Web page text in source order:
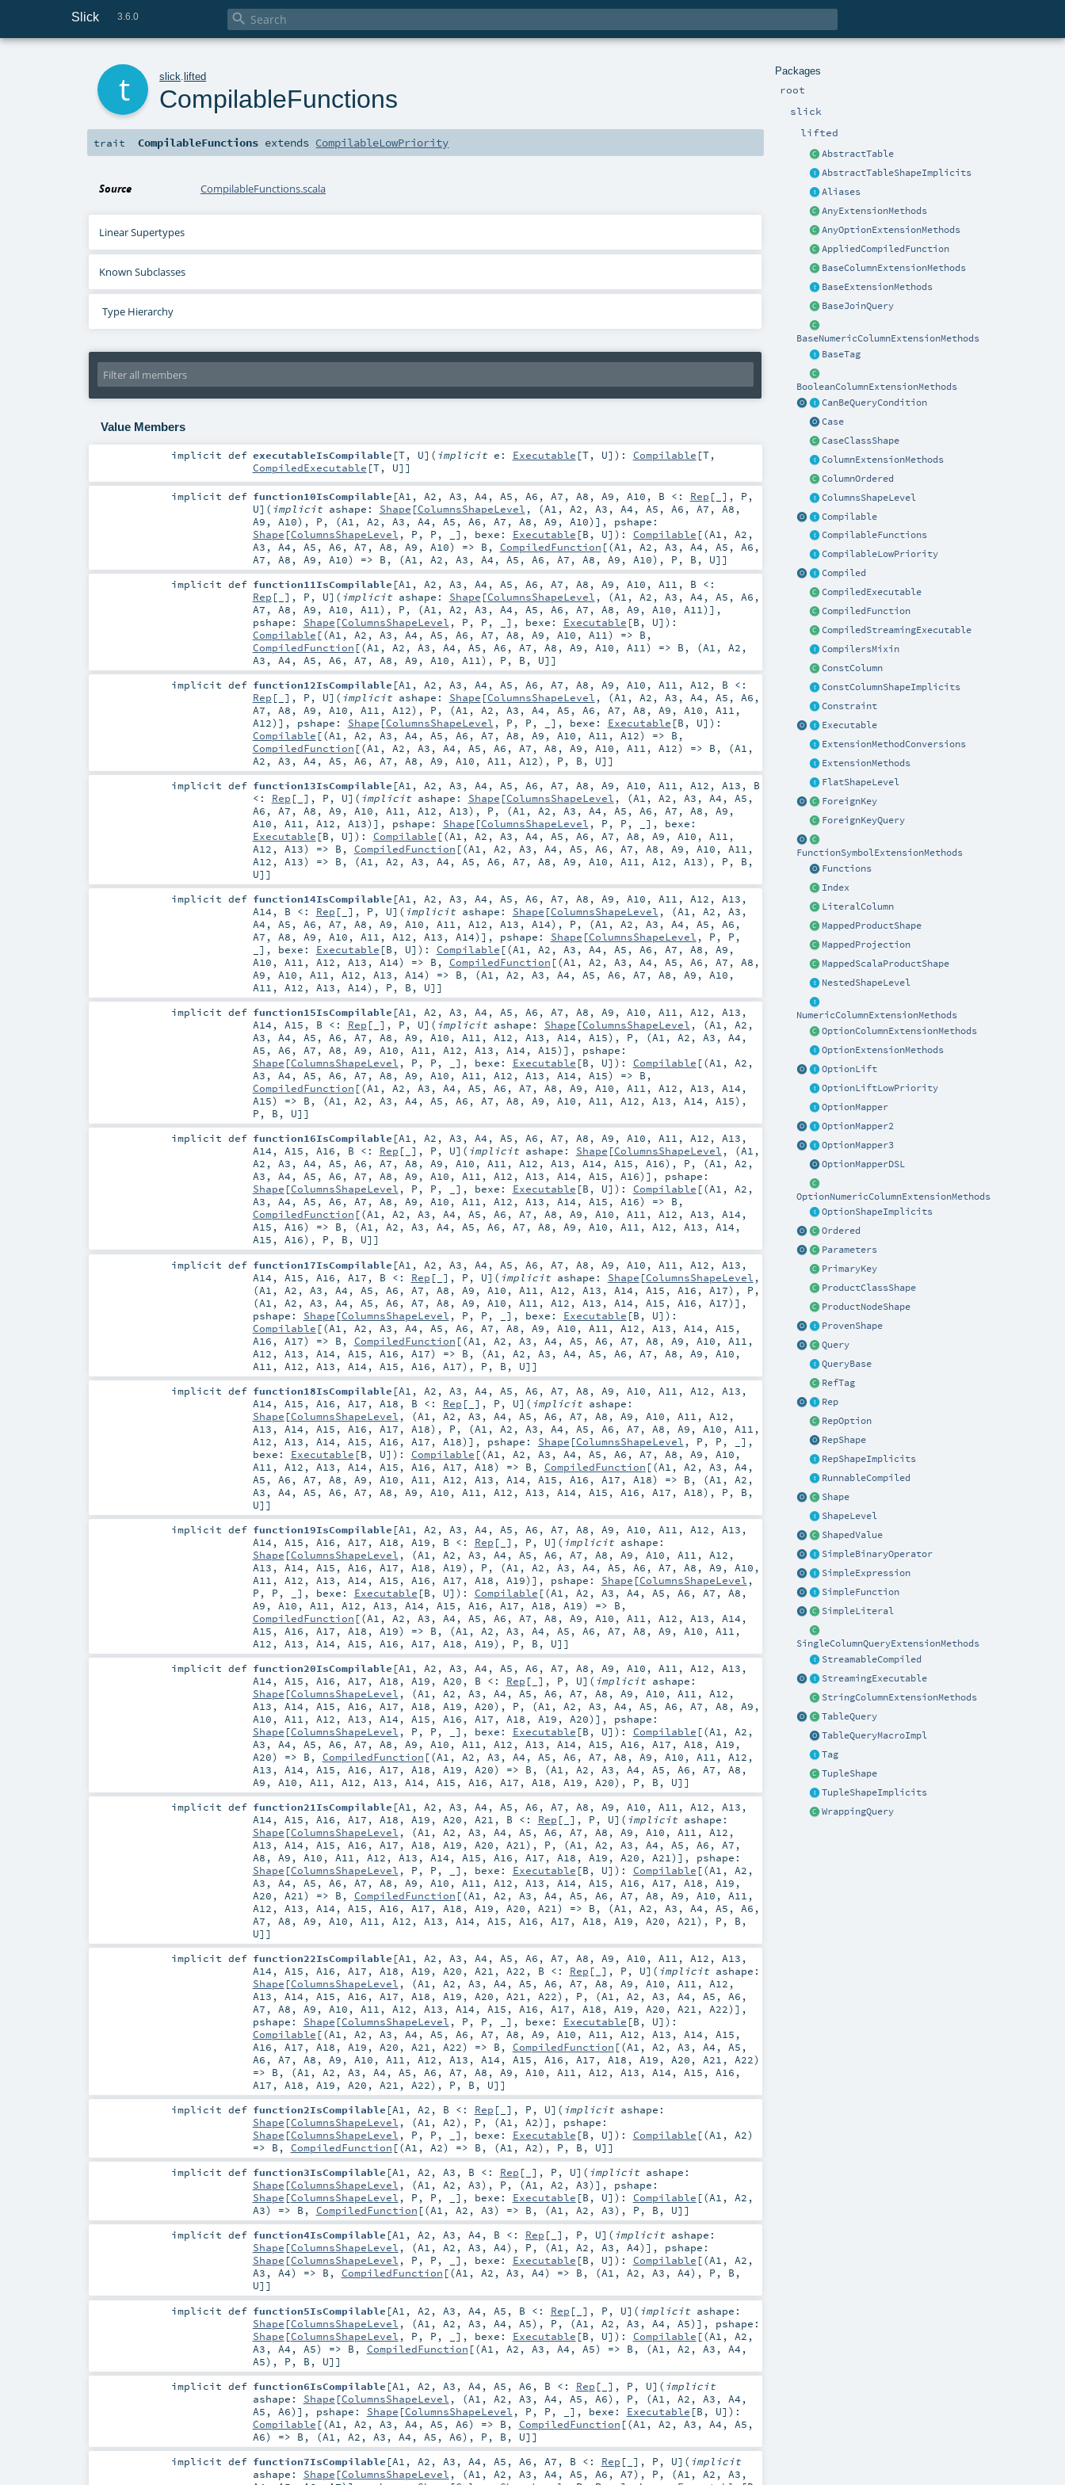
Slick 3.6.0 
Packages
root
slick
lifted
AbstractTable
AbstractTableShapeImplicits
Aliases
AnyExtensionMethods
AnyOptionExtensionMethods
AppliedCompiledFunction
BaseColumnExtensionMethods
BaseExtensionMethods
BaseJoinQuery
BaseNumericColumnExtensionMethods
BaseTag
BooleanColumnExtensionMethods
CanBeQueryCondition
Case
CaseClassShape
ColumnExtensionMethods
ColumnOrdered
ColumnsShapeLevel
Compilable
CompilableFunctions
CompilableLowPriority
Compiled
CompiledExecutable
CompiledFunction
CompiledStreamingExecutable
CompilersMixin
ConstColumn
ConstColumnShapeImplicits
Constraint
Executable
ExtensionMethodConversions
ExtensionMethods
FlatShapeLevel
ForeignKey
ForeignKeyQuery
FunctionSymbolExtensionMethods
Functions
Index
LiteralColumn
MappedProductShape
MappedProjection
MappedScalaProductShape
NestedShapeLevel
NumericColumnExtensionMethods
OptionColumnExtensionMethods
OptionExtensionMethods
OptionLift
OptionLiftLowPriority
OptionMapper
OptionMapper2
OptionMapper3
OptionMapperDSL
OptionNumericColumnExtensionMethods
OptionShapeImplicits
Ordered
Parameters
PrimaryKey
ProductClassShape
ProductNodeShape
ProvenShape
Query
QueryBase
RefTag
Rep
RepOption
RepShape
RepShapeImplicits
RunnableCompiled
Shape
ShapeLevel
ShapedValue
SimpleBinaryOperator
SimpleExpression
SimpleFunction
SimpleLiteral
SingleColumnQueryExtensionMethods
StreamableCompiled
StreamingExecutable
StringColumnExtensionMethods
TableQuery
TableQueryMacroImpl
Tag
TupleShape
TupleShapeImplicits
WrappingQuery
slick .lifted
CompilableFunctions
trait CompilableFunctions extends CompilableLowPriority
Source CompilableFunctions.scala
Linear Supertypes
Known Subclasses
Type Hierarchy
Value Members
implicitdef executableIsCompilable [T, U] ( implicit e: Executable [T, U] ) : Compilable [T,
CompiledExecutable [T, U]]
implicitdef function10IsCompilable [A1 , A2 , A3 , A4 , A5 , A6 , A7 , A8 , A9 , A10 , B <: Rep [_] , P ,
U] ( implicit ashape: Shape [ColumnsShapeLevel , (A1 , A2 , A3 , A4 , A5 , A6 , A7 , A8 ,
A9 , A10), P , (A1 , A2 , A3 , A4 , A5 , A6 , A7 , A8 , A9 , A10)] , pshape:
Shape [ColumnsShapeLevel , P , P , _] , bexe: Executable [B , U] ) : Compilable [(A1 , A2 ,
A3 , A4 , A5 , A6 , A7 , A8 , A9 , A10) => B , CompiledFunction [(A1 , A2 , A3 , A4 , A5 , A6 ,
A7 , A8 , A9 , A10) => B , (A1 , A2 , A3 , A4 , A5 , A6 , A7 , A8 , A9 , A10), P , B , U]]
implicitdef function11IsCompilable [A1 , A2 , A3 , A4 , A5 , A6 , A7 , A8 , A9 , A10 , A11 , B <:
Rep [_] , P , U] ( implicit ashape: Shape [ColumnsShapeLevel , (A1 , A2 , A3 , A4 , A5 , A6 ,
A7 , A8 , A9 , A10 , A11 ), P , (A1 , A2 , A3 , A4 , A5 , A6 , A7 , A8 , A9 , A10 , A11 )] ,
pshape: Shape [ColumnsShapeLevel , P , P , _] , bexe: Executable [B , U] ) :
Compilable [(A1 , A2 , A3 , A4 , A5 , A6 , A7 , A8 , A9 , A10 , A11 ) => B ,
CompiledFunction [(A1 , A2 , A3 , A4 , A5 , A6 , A7 , A8 , A9 , A10 , A11 ) => B , (A1 , A2 ,
A3 , A4 , A5 , A6 , A7 , A8 , A9 , A10 , A11 ), P , B , U]]
implicitdef function12IsCompilable [A1 , A2 , A3 , A4 , A5 , A6 , A7 , A8 , A9 , A10 , A11 , A12 , B <:
Rep [_] , P , U] ( implicit ashape: Shape [ColumnsShapeLevel , (A1 , A2 , A3 , A4 , A5 , A6 ,
A7 , A8 , A9 , A10 , A11 , A12), P , (A1 , A2 , A3 , A4 , A5 , A6 , A7 , A8 , A9 , A10 , A11 ,
A12)] , pshape: Shape [ColumnsShapeLevel , P , P , _] , bexe: Executable [B , U] ) :
Compilable [(A1 , A2 , A3 , A4 , A5 , A6 , A7 , A8 , A9 , A10 , A11 , A12) => B ,
CompiledFunction [(A1 , A2 , A3 , A4 , A5 , A6 , A7 , A8 , A9 , A10 , A11 , A12) => B , (A1 ,
A2 , A3 , A4 , A5 , A6 , A7 , A8 , A9 , A10 , A11 , A12), P , B , U]]
implicitdef function13IsCompilable [A1 , A2 , A3 , A4 , A5 , A6 , A7 , A8 , A9 , A10 , A11 , A12 , A13 , B
<: Rep [_] , P , U] ( implicit ashape: Shape [ColumnsShapeLevel , (A1 , A2 , A3 , A4 , A5 ,
A6 , A7 , A8 , A9 , A10 , A11 , A12 , A13), P , (A1 , A2 , A3 , A4 , A5 , A6 , A7 , A8 , A9 ,
A10 , A11 , A12 , A13)] , pshape: Shape [ColumnsShapeLevel , P , P , _] , bexe:
Executable [B , U] ) : Compilable [(A1 , A2 , A3 , A4 , A5 , A6 , A7 , A8 , A9 , A10 , A11 ,
A12 , A13) => B , CompiledFunction [(A1 , A2 , A3 , A4 , A5 , A6 , A7 , A8 , A9 , A10 , A11 ,
A12 , A13) => B , (A1 , A2 , A3 , A4 , A5 , A6 , A7 , A8 , A9 , A10 , A11 , A12 , A13), P , B ,
U]]
implicitdef function14IsCompilable [A1 , A2 , A3 , A4 , A5 , A6 , A7 , A8 , A9 , A10 , A11 , A12 , A13 ,
A14 , B <: Rep [_] , P , U] ( implicit ashape: Shape [ColumnsShapeLevel , (A1 , A2 , A3 ,
A4 , A5 , A6 , A7 , A8 , A9 , A10 , A11 , A12 , A13 , A14), P , (A1 , A2 , A3 , A4 , A5 , A6 ,
A7 , A8 , A9 , A10 , A11 , A12 , A13 , A14)] , pshape: Shape [ColumnsShapeLevel , P , P ,
_] , bexe: Executable [B , U] ) : Compilable [(A1 , A2 , A3 , A4 , A5 , A6 , A7 , A8 , A9 ,
A10 , A11 , A12 , A13 , A14) => B , CompiledFunction [(A1 , A2 , A3 , A4 , A5 , A6 , A7 , A8 ,
A9 , A10 , A11 , A12 , A13 , A14) => B , (A1 , A2 , A3 , A4 , A5 , A6 , A7 , A8 , A9 , A10 ,
A11 , A12 , A13 , A14), P , B , U]]
implicitdef function15IsCompilable [A1 , A2 , A3 , A4 , A5 , A6 , A7 , A8 , A9 , A10 , A11 , A12 , A13 ,
A14 , A15 , B <: Rep [_] , P , U] ( implicit ashape: Shape [ColumnsShapeLevel , (A1 , A2 ,
A3 , A4 , A5 , A6 , A7 , A8 , A9 , A10 , A11 , A12 , A13 , A14 , A15), P , (A1 , A2 , A3 , A4 ,
A5 , A6 , A7 , A8 , A9 , A10 , A11 , A12 , A13 , A14 , A15)] , pshape:
Shape [ColumnsShapeLevel , P , P , _] , bexe: Executable [B , U] ) : Compilable [(A1 , A2 ,
A3 , A4 , A5 , A6 , A7 , A8 , A9 , A10 , A11 , A12 , A13 , A14 , A15) => B ,
CompiledFunction [(A1 , A2 , A3 , A4 , A5 , A6 , A7 , A8 , A9 , A10 , A11 , A12 , A13 , A14 ,
A15) => B , (A1 , A2 , A3 , A4 , A5 , A6 , A7 , A8 , A9 , A10 , A11 , A12 , A13 , A14 , A15),
P , B , U]]
implicitdef function16IsCompilable [A1 , A2 , A3 , A4 , A5 , A6 , A7 , A8 , A9 , A10 , A11 , A12 , A13 ,
A14 , A15 , A16 , B <: Rep [_] , P , U] ( implicit ashape: Shape [ColumnsShapeLevel , (A1 ,
A2 , A3 , A4 , A5 , A6 , A7 , A8 , A9 , A10 , A11 , A12 , A13 , A14 , A15 , A16), P , (A1 , A2 ,
A3 , A4 , A5 , A6 , A7 , A8 , A9 , A10 , A11 , A12 , A13 , A14 , A15 , A16)] , pshape:
Shape [ColumnsShapeLevel , P , P , _] , bexe: Executable [B , U] ) : Compilable [(A1 , A2 ,
A3 , A4 , A5 , A6 , A7 , A8 , A9 , A10 , A11 , A12 , A13 , A14 , A15 , A16) => B ,
CompiledFunction [(A1 , A2 , A3 , A4 , A5 , A6 , A7 , A8 , A9 , A10 , A11 , A12 , A13 , A14 ,
A15 , A16) => B , (A1 , A2 , A3 , A4 , A5 , A6 , A7 , A8 , A9 , A10 , A11 , A12 , A13 , A14 ,
A15 , A16), P , B , U]]
implicitdef function17IsCompilable [A1 , A2 , A3 , A4 , A5 , A6 , A7 , A8 , A9 , A10 , A11 , A12 , A13 ,
A14 , A15 , A16 , A17 , B <: Rep [_] , P , U] ( implicit ashape: Shape [ColumnsShapeLevel ,
(A1 , A2 , A3 , A4 , A5 , A6 , A7 , A8 , A9 , A10 , A11 , A12 , A13 , A14 , A15 , A16 , A17), P ,
(A1 , A2 , A3 , A4 , A5 , A6 , A7 , A8 , A9 , A10 , A11 , A12 , A13 , A14 , A15 , A16 , A17)] ,
pshape: Shape [ColumnsShapeLevel , P , P , _] , bexe: Executable [B , U] ) :
Compilable [(A1 , A2 , A3 , A4 , A5 , A6 , A7 , A8 , A9 , A10 , A11 , A12 , A13 , A14 , A15 ,
A16 , A17) => B , CompiledFunction [(A1 , A2 , A3 , A4 , A5 , A6 , A7 , A8 , A9 , A10 , A11 ,
A12 , A13 , A14 , A15 , A16 , A17) => B , (A1 , A2 , A3 , A4 , A5 , A6 , A7 , A8 , A9 , A10 ,
A11 , A12 , A13 , A14 , A15 , A16 , A17), P , B , U]]
implicitdef function18IsCompilable [A1 , A2 , A3 , A4 , A5 , A6 , A7 , A8 , A9 , A10 , A11 , A12 , A13 ,
A14 , A15 , A16 , A17 , A18 , B <: Rep [_] , P , U] ( implicit ashape:
Shape [ColumnsShapeLevel , (A1 , A2 , A3 , A4 , A5 , A6 , A7 , A8 , A9 , A10 , A11 , A12 ,
A13 , A14 , A15 , A16 , A17 , A18), P , (A1 , A2 , A3 , A4 , A5 , A6 , A7 , A8 , A9 , A10 , A11 ,
A12 , A13 , A14 , A15 , A16 , A17 , A18)] , pshape: Shape [ColumnsShapeLevel , P , P , _] ,
bexe: Executable [B , U] ) : Compilable [(A1 , A2 , A3 , A4 , A5 , A6 , A7 , A8 , A9 , A10 ,
A11 , A12 , A13 , A14 , A15 , A16 , A17 , A18) => B , CompiledFunction [(A1 , A2 , A3 , A4 ,
A5 , A6 , A7 , A8 , A9 , A10 , A11 , A12 , A13 , A14 , A15 , A16 , A17 , A18) => B , (A1 , A2 ,
A3 , A4 , A5 , A6 , A7 , A8 , A9 , A10 , A11 , A12 , A13 , A14 , A15 , A16 , A17 , A18), P , B ,
U]]
implicitdef function19IsCompilable [A1 , A2 , A3 , A4 , A5 , A6 , A7 , A8 , A9 , A10 , A11 , A12 , A13 ,
A14 , A15 , A16 , A17 , A18 , A19 , B <: Rep [_] , P , U] ( implicit ashape:
Shape [ColumnsShapeLevel , (A1 , A2 , A3 , A4 , A5 , A6 , A7 , A8 , A9 , A10 , A11 , A12 ,
A13 , A14 , A15 , A16 , A17 , A18 , A19), P , (A1 , A2 , A3 , A4 , A5 , A6 , A7 , A8 , A9 , A10 ,
A11 , A12 , A13 , A14 , A15 , A16 , A17 , A18 , A19)] , pshape: Shape [ColumnsShapeLevel ,
P , P , _] , bexe: Executable [B , U] ) : Compilable [(A1 , A2 , A3 , A4 , A5 , A6 , A7 , A8 ,
A9 , A10 , A11 , A12 , A13 , A14 , A15 , A16 , A17 , A18 , A19) => B ,
CompiledFunction [(A1 , A2 , A3 , A4 , A5 , A6 , A7 , A8 , A9 , A10 , A11 , A12 , A13 , A14 ,
A15 , A16 , A17 , A18 , A19) => B , (A1 , A2 , A3 , A4 , A5 , A6 , A7 , A8 , A9 , A10 , A11 ,
A12 , A13 , A14 , A15 , A16 , A17 , A18 , A19), P , B , U]]
implicitdef function20IsCompilable [A1 , A2 , A3 , A4 , A5 , A6 , A7 , A8 , A9 , A10 , A11 , A12 , A13 ,
A14 , A15 , A16 , A17 , A18 , A19 , A20 , B <: Rep [_] , P , U] ( implicit ashape:
Shape [ColumnsShapeLevel , (A1 , A2 , A3 , A4 , A5 , A6 , A7 , A8 , A9 , A10 , A11 , A12 ,
A13 , A14 , A15 , A16 , A17 , A18 , A19 , A20), P , (A1 , A2 , A3 , A4 , A5 , A6 , A7 , A8 , A9 ,
A10 , A11 , A12 , A13 , A14 , A15 , A16 , A17 , A18 , A19 , A20)] , pshape:
Shape [ColumnsShapeLevel , P , P , _] , bexe: Executable [B , U] ) : Compilable [(A1 , A2 ,
A3 , A4 , A5 , A6 , A7 , A8 , A9 , A10 , A11 , A12 , A13 , A14 , A15 , A16 , A17 , A18 , A19 ,
A20) => B , CompiledFunction [(A1 , A2 , A3 , A4 , A5 , A6 , A7 , A8 , A9 , A10 , A11 , A12 ,
A13 , A14 , A15 , A16 , A17 , A18 , A19 , A20) => B , (A1 , A2 , A3 , A4 , A5 , A6 , A7 , A8 ,
A9 , A10 , A11 , A12 , A13 , A14 , A15 , A16 , A17 , A18 , A19 , A20), P , B , U]]
implicitdef function21IsCompilable [A1 , A2 , A3 , A4 , A5 , A6 , A7 , A8 , A9 , A10 , A11 , A12 , A13 ,
A14 , A15 , A16 , A17 , A18 , A19 , A20 , A21 , B <: Rep [_] , P , U] ( implicit ashape:
Shape [ColumnsShapeLevel , (A1 , A2 , A3 , A4 , A5 , A6 , A7 , A8 , A9 , A10 , A11 , A12 ,
A13 , A14 , A15 , A16 , A17 , A18 , A19 , A20 , A21 ), P , (A1 , A2 , A3 , A4 , A5 , A6 , A7 ,
A8 , A9 , A10 , A11 , A12 , A13 , A14 , A15 , A16 , A17 , A18 , A19 , A20 , A21 )] , pshape:
Shape [ColumnsShapeLevel , P , P , _] , bexe: Executable [B , U] ) : Compilable [(A1 , A2 ,
A3 , A4 , A5 , A6 , A7 , A8 , A9 , A10 , A11 , A12 , A13 , A14 , A15 , A16 , A17 , A18 , A19 ,
A20 , A21 ) => B , CompiledFunction [(A1 , A2 , A3 , A4 , A5 , A6 , A7 , A8 , A9 , A10 , A11 ,
A12 , A13 , A14 , A15 , A16 , A17 , A18 , A19 , A20 , A21 ) => B , (A1 , A2 , A3 , A4 , A5 , A6 ,
A7 , A8 , A9 , A10 , A11 , A12 , A13 , A14 , A15 , A16 , A17 , A18 , A19 , A20 , A21 ), P , B ,
U]]
implicitdef function22IsCompilable [A1 , A2 , A3 , A4 , A5 , A6 , A7 , A8 , A9 , A10 , A11 , A12 , A13 ,
A14 , A15 , A16 , A17 , A18 , A19 , A20 , A21 , A22 , B <: Rep [_] , P , U] ( implicit ashape:
Shape [ColumnsShapeLevel , (A1 , A2 , A3 , A4 , A5 , A6 , A7 , A8 , A9 , A10 , A11 , A12 ,
A13 , A14 , A15 , A16 , A17 , A18 , A19 , A20 , A21 , A22), P , (A1 , A2 , A3 , A4 , A5 , A6 ,
A7 , A8 , A9 , A10 , A11 , A12 , A13 , A14 , A15 , A16 , A17 , A18 , A19 , A20 , A21 , A22)] ,
pshape: Shape [ColumnsShapeLevel , P , P , _] , bexe: Executable [B , U] ) :
Compilable [(A1 , A2 , A3 , A4 , A5 , A6 , A7 , A8 , A9 , A10 , A11 , A12 , A13 , A14 , A15 ,
A16 , A17 , A18 , A19 , A20 , A21 , A22) => B , CompiledFunction [(A1 , A2 , A3 , A4 , A5 ,
A6 , A7 , A8 , A9 , A10 , A11 , A12 , A13 , A14 , A15 , A16 , A17 , A18 , A19 , A20 , A21 , A22)
=> B , (A1 , A2 , A3 , A4 , A5 , A6 , A7 , A8 , A9 , A10 , A11 , A12 , A13 , A14 , A15 , A16 ,
A17 , A18 , A19 , A20 , A21 , A22), P , B , U]]
implicitdef function2IsCompilable [A1 , A2 , B <: Rep [_] , P , U] ( implicit ashape:
Shape [ColumnsShapeLevel , (A1 , A2), P , (A1 , A2)] , pshape:
Shape [ColumnsShapeLevel , P , P , _] , bexe: Executable [B , U] ) : Compilable [(A1 , A2)
=> B , CompiledFunction [(A1 , A2) => B , (A1 , A2), P , B , U]]
implicitdef function3IsCompilable [A1 , A2 , A3 , B <: Rep [_] , P , U] ( implicit ashape:
Shape [ColumnsShapeLevel , (A1 , A2 , A3), P , (A1 , A2 , A3)] , pshape:
Shape [ColumnsShapeLevel , P , P , _] , bexe: Executable [B , U] ) : Compilable [(A1 , A2 ,
A3) => B , CompiledFunction [(A1 , A2 , A3) => B , (A1 , A2 , A3), P , B , U]]
implicitdef function4IsCompilable [A1 , A2 , A3 , A4 , B <: Rep [_] , P , U] ( implicit ashape:
Shape [ColumnsShapeLevel , (A1 , A2 , A3 , A4), P , (A1 , A2 , A3 , A4)] , pshape:
Shape [ColumnsShapeLevel , P , P , _] , bexe: Executable [B , U] ) : Compilable [(A1 , A2 ,
A3 , A4) => B , CompiledFunction [(A1 , A2 , A3 , A4) => B , (A1 , A2 , A3 , A4), P , B ,
U]]
implicitdef function5IsCompilable [A1 , A2 , A3 , A4 , A5 , B <: Rep [_] , P , U] ( implicit ashape:
Shape [ColumnsShapeLevel , (A1 , A2 , A3 , A4 , A5), P , (A1 , A2 , A3 , A4 , A5)] , pshape:
Shape [ColumnsShapeLevel , P , P , _] , bexe: Executable [B , U] ) : Compilable [(A1 , A2 ,
A3 , A4 , A5) => B , CompiledFunction [(A1 , A2 , A3 , A4 , A5) => B , (A1 , A2 , A3 , A4 ,
A5), P , B , U]]
implicitdef function6IsCompilable [A1 , A2 , A3 , A4 , A5 , A6 , B <: Rep [_] , P , U] ( implicit
ashape: Shape [ColumnsShapeLevel , (A1 , A2 , A3 , A4 , A5 , A6), P , (A1 , A2 , A3 , A4 ,
A5 , A6)] , pshape: Shape [ColumnsShapeLevel , P , P , _] , bexe: Executable [B , U] ) :
Compilable [(A1 , A2 , A3 , A4 , A5 , A6) => B , CompiledFunction [(A1 , A2 , A3 , A4 , A5 ,
A6) => B , (A1 , A2 , A3 , A4 , A5 , A6), P , B , U]]
implicitdef function7IsCompilable [A1 , A2 , A3 , A4 , A5 , A6 , A7 , B <: Rep [_] , P , U] ( implicit
ashape: Shape [ColumnsShapeLevel , (A1 , A2 , A3 , A4 , A5 , A6 , A7), P , (A1 , A2 , A3 ,